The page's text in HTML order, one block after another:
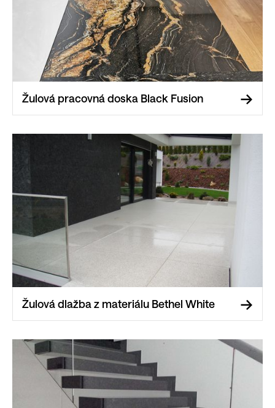
Žulová pracovná doska Black Fusion
Žulová dlažba z materiálu Bethel White